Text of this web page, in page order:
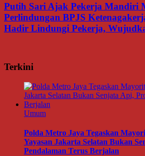
Putih Sari Ajak Pekerja Mandiri
Perlindungan BPJS
Hadir Lindungi Pekerja,
Terkini
Umum
Polda Metro Jaya Tegaskan
Yayasan Jakarta Selatan Bukan
Pendalaman Terus Berjalan